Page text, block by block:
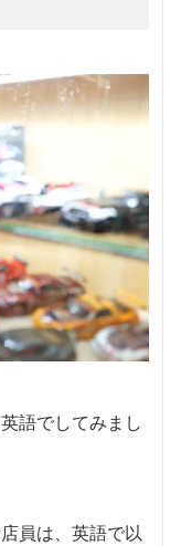
語でしてみまし
員は、英語で以